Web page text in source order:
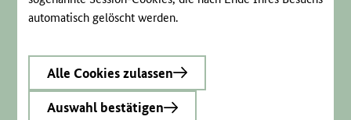
automatisch gelöscht werden.
Alle Cookies zulassen
Auswahl bestätigen